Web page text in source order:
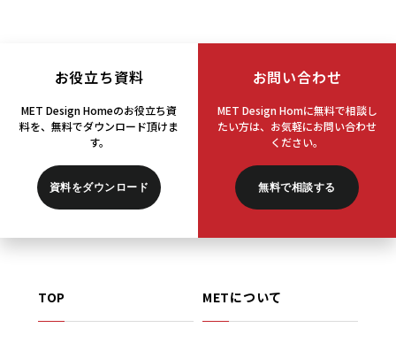
#アパート(1)
#アリーコーヒー(1)
お役立ち資料
MET Design Homeのお役立ち資
料を、 無料でダウンロード頂けま
す。
資料をダウンロード
お問い合わせ
MET Design Homに無料で相談し
たい方は、 お気軽にお問い合わせ
ください。
無料で相談する
TOP METについて